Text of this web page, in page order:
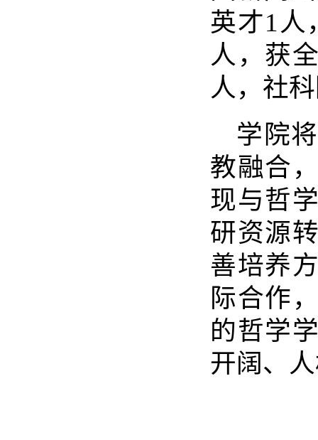
英才1 人
人，获
人，社
学院
教融合
现与哲
研资源
善培养
际合作
的哲学
开阔、